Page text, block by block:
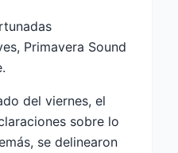
Primavera Sound
del viernes, el
sobre lo
se delinearon